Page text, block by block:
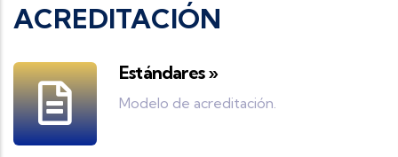
ACREDITACIÓN
Estándares »
Modelo de acreditación.